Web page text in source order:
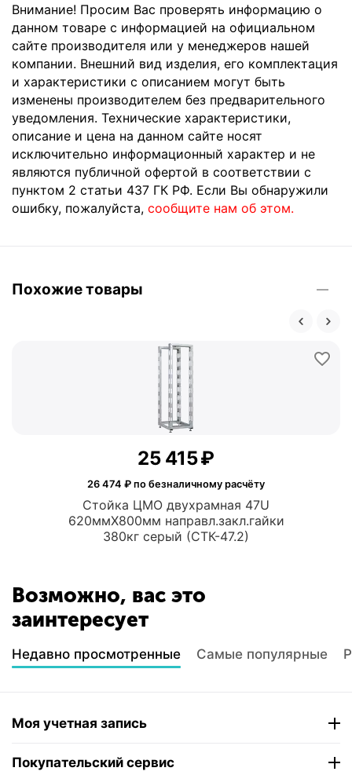
Внимание! Просим Вас проверять информацию о
данном товаре с информацией на официальном
сайте производителя или у менеджеров нашей
компании. Внешний вид изделия, его комплектация
и характеристики с описанием могут быть
изменены производителем без предварительного
уведомления. Технические характеристики,
описание и цена на данном сайте носят
исключительно информационный характер и не
являются публичной офертой в соответствии с
пунктом 2 статьи 437 ГК РФ. Если Вы обнаружили
ошибку, пожалуйста, сообщите нам об этом.
Похожие товары
Стойка ЦМО двухрамная 47U
620ммX800мм направл.закл.гайки
380кг серый (СТК-47.2)
25 415₽
26 474 ₽ по безналичному расчёту
Возможно, вас это
заинтересует
Недавно просмотренные Самые популярные
Моя учетная запись
Покупательский сервис